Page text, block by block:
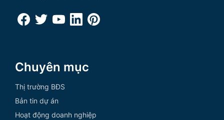
Chuyên mục
Thị trường BĐS
Bản tin dự án
Hoạt động doanh nghiệp